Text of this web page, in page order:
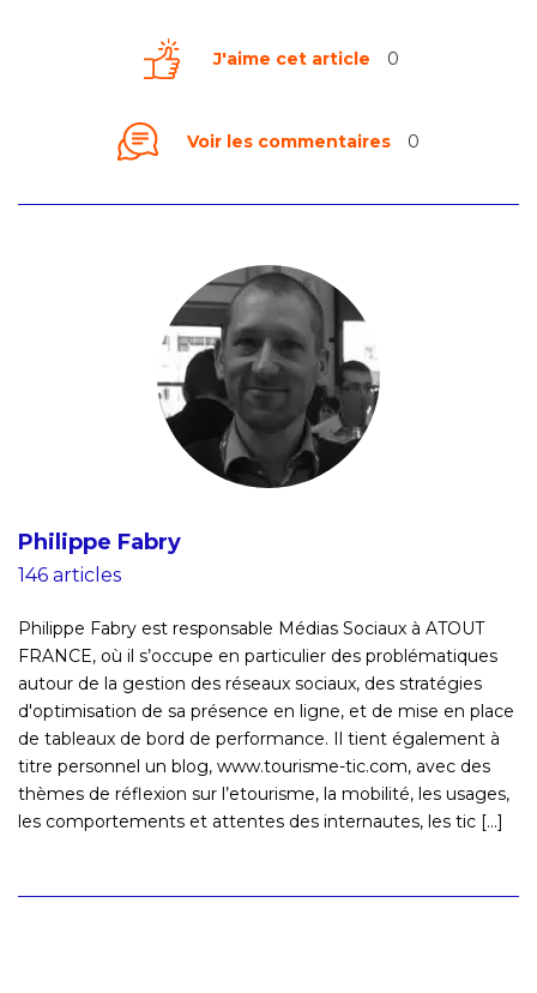
J'aime cet article 0
Voir les commentaires 0
Philippe Fabry
146 articles
Philippe Fabry est responsable Médias Sociaux à ATOUT
FRANCE, où il s’occupe en particulier des problématiques
autour de la gestion des réseaux sociaux, des stratégies
d'optimisation de sa présence en ligne, et de mise en place
de tableaux de bord de performance. Il tient également à
titre personnel un blog, www.tourisme-tic.com, avec des
thèmes de réflexion sur l’etourisme, la mobilité, les usages,
les comportements et attentes des internautes, les tic [...]